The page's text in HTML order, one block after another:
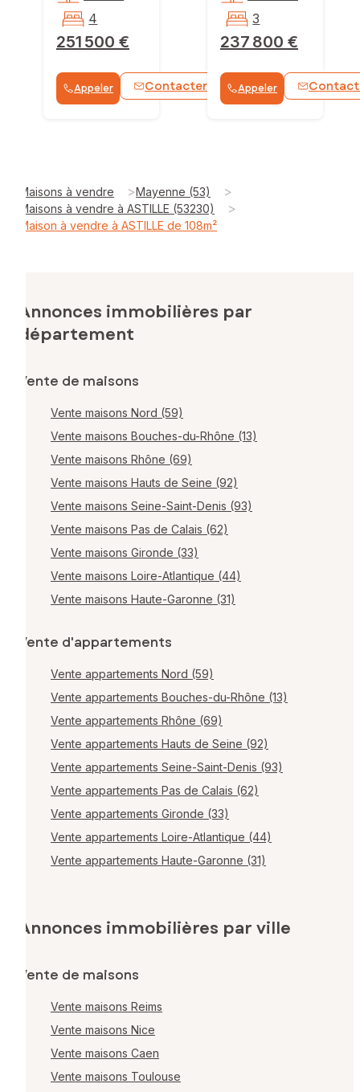
251 500 €
4
Appeler Contacter WhatsApp
237 800 €
3
Appeler
Maisons à vendre >Mayenne (53) >
Maisons à vendre à ASTILLE (53230) >
Maison à vendre à ASTILLE de 108m²
Annonces immobilières par
département
Vente de maisons
Vente maisons Nord (59)
Vente maisons Bouches-du-Rhône (13)
Vente maisons Rhône (69)
Vente maisons Hauts de Seine (92)
Vente maisons Seine-Saint-Denis (93)
Vente maisons Pas de Calais (62)
Vente maisons Gironde (33)
Vente maisons Loire-Atlantique (44)
Vente maisons Haute-Garonne (31)
Vente d'appartements
Vente appartements Nord (59)
Vente appartements Bouches-du-Rhône (13)
Vente appartements Rhône (69)
Vente appartements Hauts de Seine (92)
Vente appartements Seine-Saint-Denis (93)
Vente appartements Pas de Calais (62)
Vente appartements Gironde (33)
Vente appartements Loire-Atlantique (44)
Vente appartements Haute-Garonne (31)
Annonces immobilières par ville
Vente de maisons
Vente maisons Reims
Vente maisons Nice
Vente maisons Caen
Vente maisons Toulouse